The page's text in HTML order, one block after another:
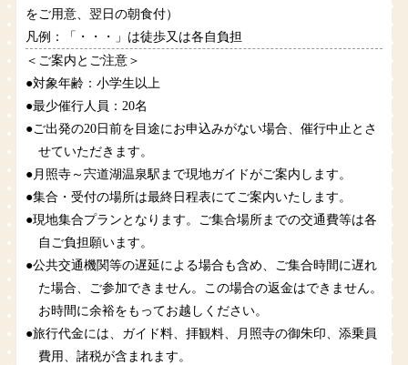
をご用意、翌日の朝食付）
凡例：「・・・」は徒歩又は各自負担
＜ご案内とご注意＞
●対象年齢：小学生以上
●最少催行人員：20名
●ご出発の20日前を目途にお申込みがない場合、催行中止とさ
せていただきます。
●月照寺～宍道湖温泉駅まで現地ガイドがご案内します。
●集合・受付の場所は最終日程表にてご案内いたします。
●現地集合プランとなります。ご集合場所までの交通費等は各
自ご負担願います。
●公共交通機関等の遅延による場合も含め、ご集合時間に遅れ
た場合、ご参加できません。この場合の返金はできません。
お時間に余裕をもってお越しください。
●旅行代金には、ガイド料、拝観料、月照寺の御朱印、添乗員
費用、諸税が含まれます。